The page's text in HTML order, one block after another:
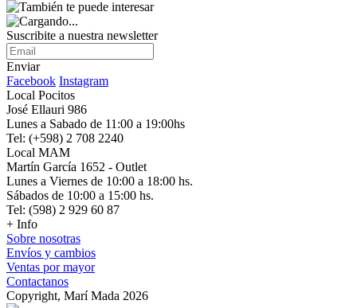
Suscribite a nuestra newsletter
Enviar
Facebook Instagram
Local Pocitos
José Ellauri 986
Lunes a Sabado de 11:00 a 19:00hs
Tel: (+598) 2 708 2240
Local MAM
Martín García 1652 - Outlet
Lunes a Viernes de 10:00 a 18:00 hs.
Sábados de 10:00 a 15:00 hs.
Tel: (598) 2 929 60 87
+ Info
Sobre nosotras
Envíos y cambios
Ventas por mayor
Contactanos
Copyright, Marí Mada 2026